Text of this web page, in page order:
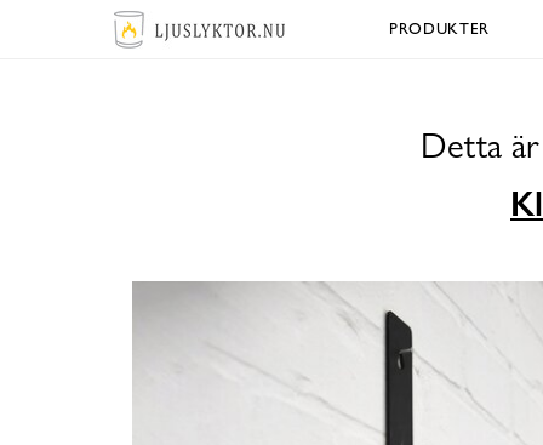
PRODUKTER
Detta